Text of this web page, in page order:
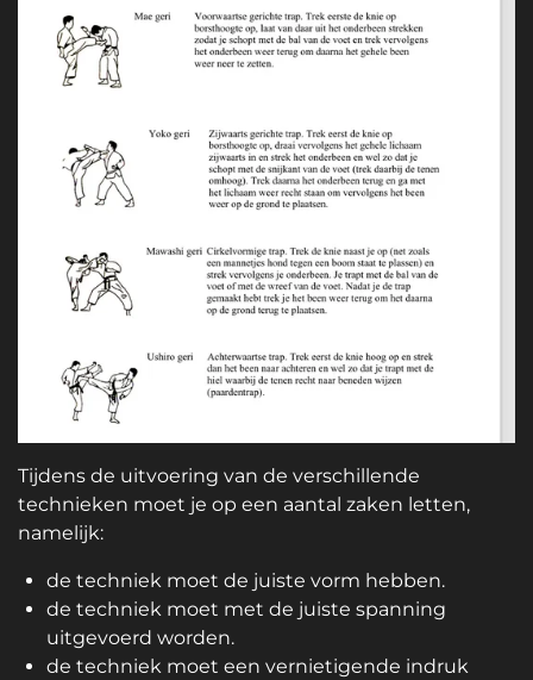
Tijdens de uitvoering van de verschillende
technieken moet je op een aantal zaken letten,
namelijk:
de techniek moet de juiste vorm hebben.
de techniek moet met de juiste spanning
uitgevoerd worden.
de techniek moet een vernietigende indruk